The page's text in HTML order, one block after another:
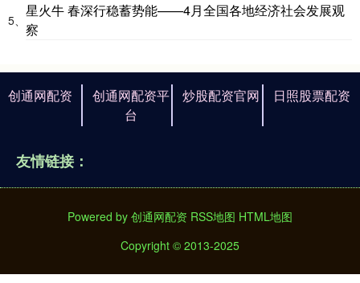
5、
星火牛 春深行稳蓄势能——4月全国各地经济社会发展观
察
创通网配资
创通网配资平
台
炒股配资官网 日照股票配资
友情链接：
Powered by 创通网配资 RSS地图 HTML地图
Copyright © 2013-2025